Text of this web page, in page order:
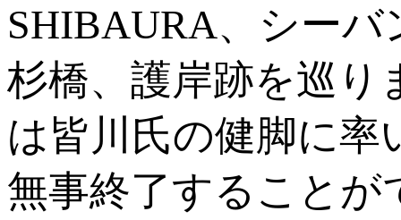
SHIBAURA、シー
杉橋、護岸跡を巡り
は皆川氏の健脚に
無事終了することが